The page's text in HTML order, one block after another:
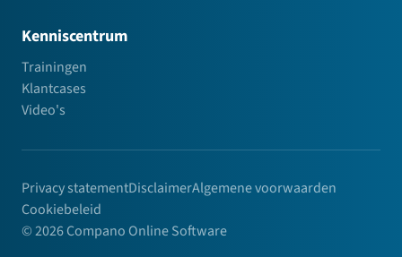
Kenniscentrum
Trainingen
Klantcases
Video's
Privacy statementDisclaimerAlgemene voorwaarden
Cookiebeleid
© 2026 Compano Online Software